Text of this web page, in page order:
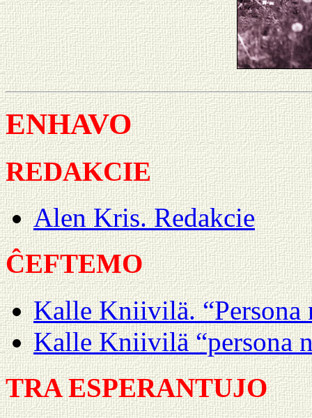
ENHAVO
REDAKCIE
Alen Kris. Redakcie
ĈEFTEMO
Kalle Kniivilä. “Persona
Kalle Kniivilä “persona
TRA ESPERANTUJO